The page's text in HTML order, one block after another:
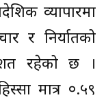
व्यापारमा
र निर्यातको
रहेको छ ।
मात्र ०.५९